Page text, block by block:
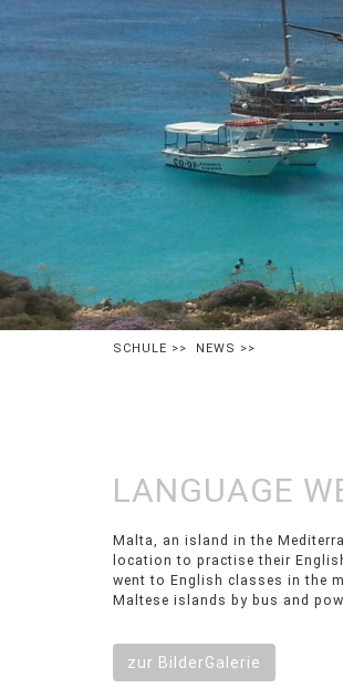
SCHULE >> NEWS >>
LANGUAGE
Malta, an island in the
location to practise their
went to English classes in the
Maltese islands by bus and
(eg. in Valetta, the capital or
zur BilderGalerie